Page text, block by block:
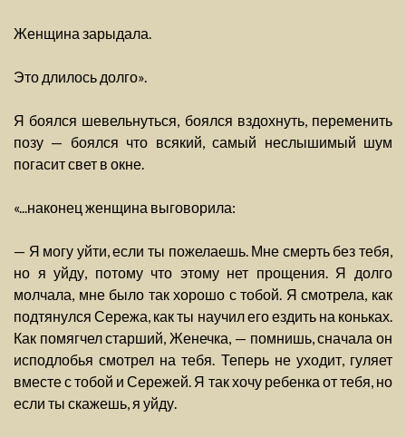
Женщина зарыдала.
Это длилось долго».
Я боялся шевельнуться, боялся вздохнуть, переменить
позу — боялся что всякий, самый неслышимый шум
погасит свет в окне.
«...наконец женщина выговорила:
— Я могу уйти, если ты пожелаешь. Мне смерть без тебя,
но я уйду, потому что этому нет прощения. Я долго
молчала, мне было так хорошо с тобой. Я смотрела, как
подтянулся Сережа, как ты научил его ездить на коньках.
Как помягчел старший, Женечка, — помнишь, сначала он
исподлобья смотрел на тебя. Теперь не уходит, гуляет
вместе с тобой и Сережей. Я так хочу ребенка от тебя, но
если ты скажешь, я уйду.